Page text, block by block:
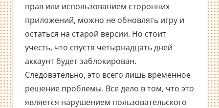
прав или использованием сторонних
приложений, можно не обновлять игру и
остаться на старой версии. Но стоит
учесть, что спустя четырнадцать дней
аккаунт будет заблокирован.
Следовательно, это всего лишь временное
решение проблемы. Все дело в том, что это
является нарушением пользовательского